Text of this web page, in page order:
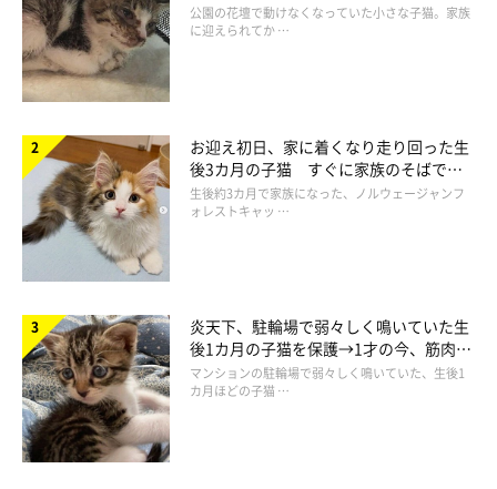
と“姉妹”のような関係に
公園の花壇で動けなくなっていた小さな子猫。家族
に迎えられてか …
お迎え初日、家に着くなり走り回った生
後3カ月の子猫 すぐに家族のそばで落
ち着く姿に「迎えてよかった」
生後約3カ月で家族になった、ノルウェージャンフ
ォレストキャッ …
炎天下、駐輪場で弱々しく鳴いていた生
後1カ月の子猫を保護→1才の今、筋肉質
でツンデレなコに成長
マンションの駐輪場で弱々しく鳴いていた、生後1
カ月ほどの子猫 …